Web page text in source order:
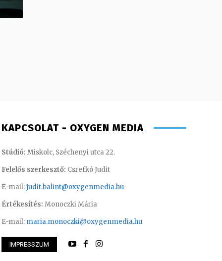
– operatőr, vágó
KAPCSOLAT - OXYGEN MEDIA
Stúdió: Miskolc, Széchenyi utca 22.
Felelős szerkesztő: Csrefkó Judit
E-mail:judit.balint@oxygenmedia.hu
Értékesítés: Monoczki Mária
E-mail: maria.monoczki@oxygenmedia.hu
IMPRESSZUM